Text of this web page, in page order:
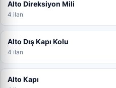
Alto Direksiyon Mili
4 ilan
Alto Dış Kapı Kolu
4 ilan
Alto Kapı